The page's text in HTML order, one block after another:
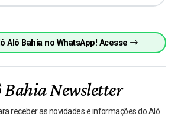
Alô Bahia no WhatsApp! Acesse
Newsletter
receber as novidades e informações do Alô